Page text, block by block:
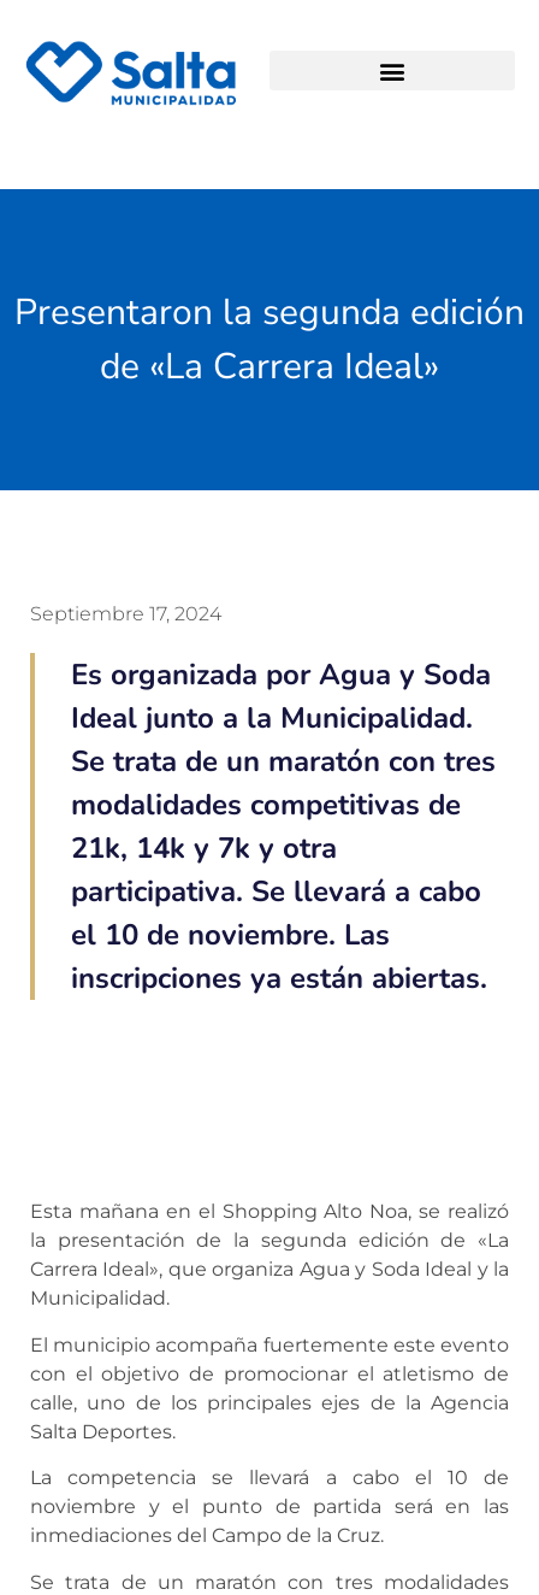
Presentaron la segunda edición
de «La Carrera Ideal»
Septiembre 17, 2024
Es organizada por Agua y Soda
Ideal junto a la Municipalidad.
Se trata de un maratón con tres
modalidades competitivas de
21k, 14k y 7k y otra
participativa. Se llevará a cabo
el 10 de noviembre. Las
inscripciones ya están abiertas.
Esta mañana en el Shopping Alto Noa, se realizó
la presentación de la segunda edición de «La
Carrera Ideal», que organiza Agua y Soda Ideal y la
Municipalidad.
El municipio acompaña fuertemente este evento
con el objetivo de promocionar el atletismo de
calle, uno de los principales ejes de la Agencia
Salta Deportes.
La competencia se llevará a cabo el 10 de
noviembre y el punto de partida será en las
inmediaciones del Campo de la Cruz.
Se trata de un maratón con tres modalidades